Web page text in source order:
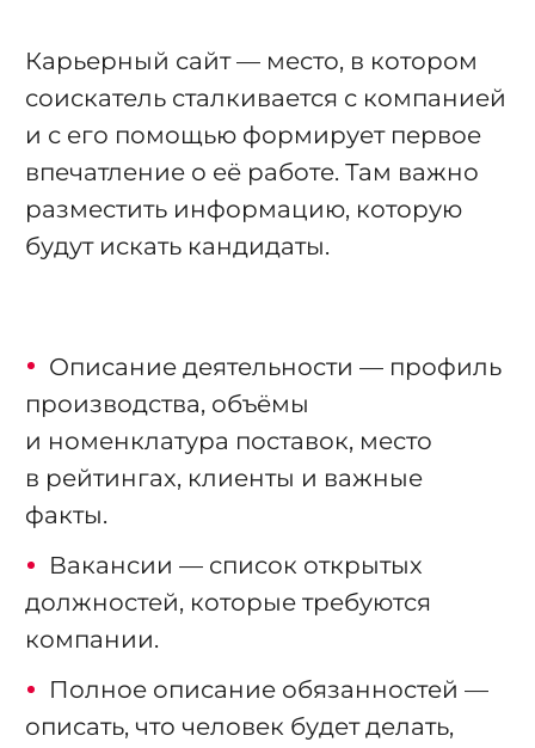
Карьерный сайт — место, в котором
соискатель сталкивается с компанией
и с его помощью формирует первое
впечатление о её работе. Там важно
разместить информацию, которую
будут искать кандидаты.
Описание деятельности — профиль
производства, объёмы
и номенклатура поставок, место
в рейтингах, клиенты и важные
факты.
Вакансии — список открытых
должностей, которые требуются
компании.
Полное описание обязанностей —
описать, что человек будет делать,